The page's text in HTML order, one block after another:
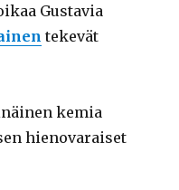
Gustavia
tekevät
kemia
hienovaraiset